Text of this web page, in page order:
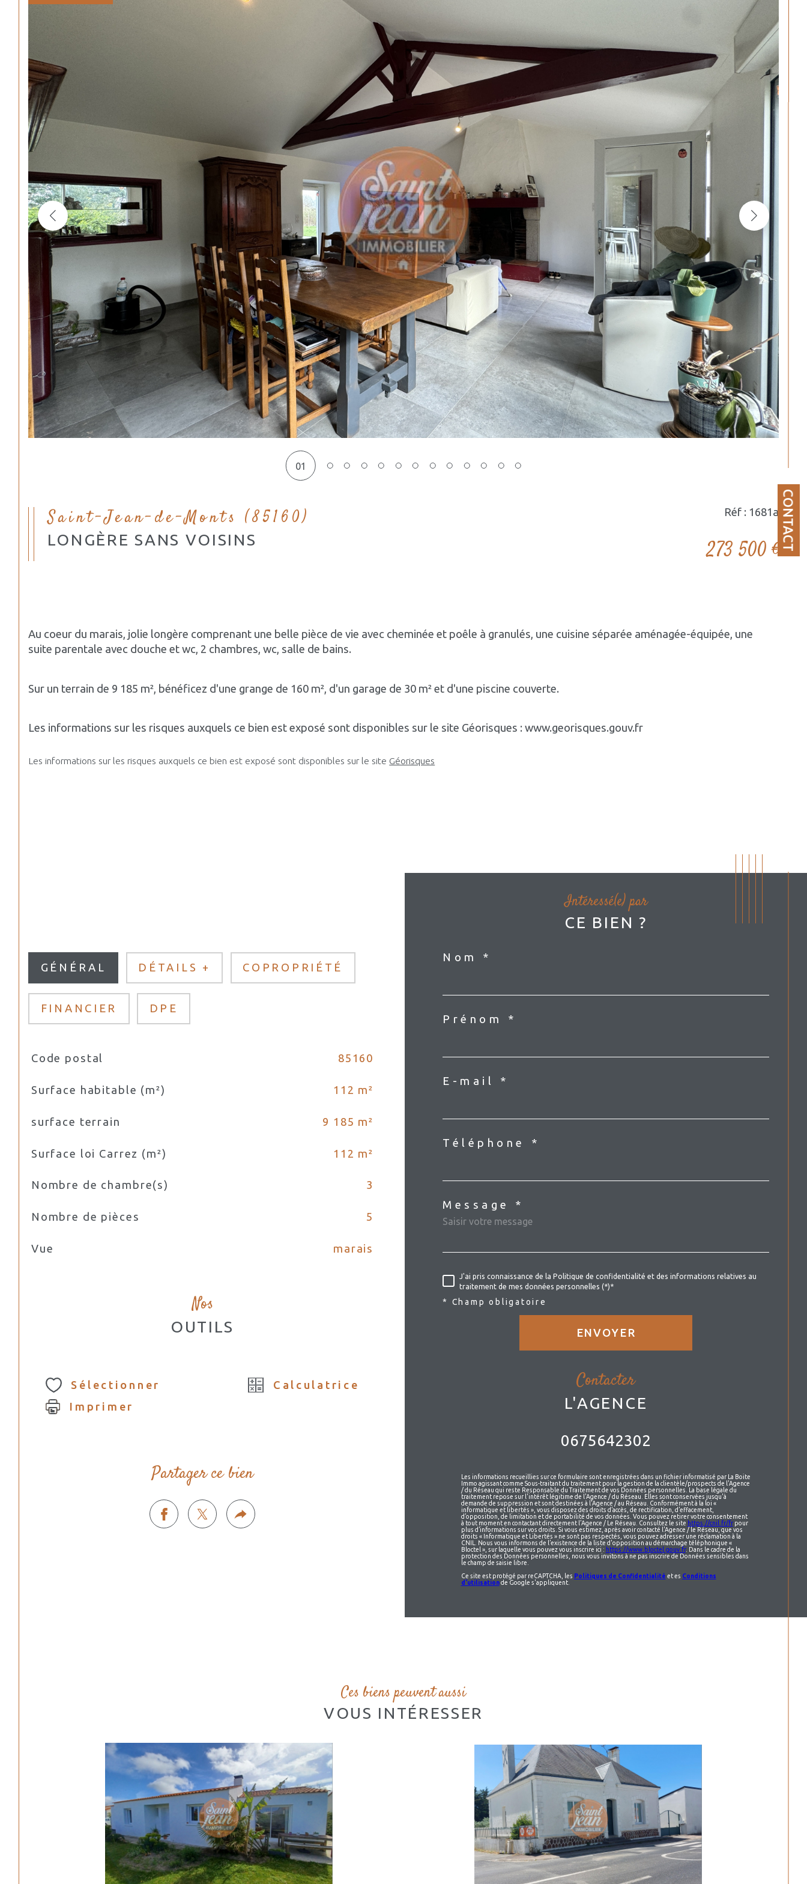
CONTACT
01
Saint-Jean-de-Monts (85160)
LONGÈRE SANS VOISINS
Réf : 1681a
273 500 €
Au coeur du marais, jolie longère comprenant une belle pièce de vie avec cheminée et poêle à granulés, une cuisine séparée aménagée-équipée, une
suite parentale avec douche et wc, 2 chambres, wc, salle de bains.
Sur un terrain de 9 185 m², bénéficez d'une grange de 160 m², d'un garage de 30 m² et d'une piscine couverte.
Les informations sur les risques auxquels ce bien est exposé sont disponibles sur le site Géorisques : www.georisques.gouv.fr
Les informations sur les risques auxquels ce bien est exposé sont disponibles sur le site Géorisques
GÉNÉRAL DÉTAILS + COPROPRIÉTÉ
FINANCIER DPE
TRAD_SIROCCO_Caracteristique
Code postal 85160
Surface habitable (m²) 112 m²
surface terrain 9 185 m²
Surface loi Carrez (m²) 112 m²
Nombre de chambre(s) 3
Nombre de pièces 5
Vue marais
Nos
OUTILS
Sélectionner
Calculatrice
Imprimer
Partager ce bien
Intéressé(e) par
CE BIEN ?
Nom *
Prénom *
E-mail *
Téléphone *
Message *
J'ai pris connaissance de la Politique de confidentialité et des informations relatives au
traitement de mes données personnelles (*)*
* Champ obligatoire
ENVOYER
contacter
L'AGENCE
0675642302
Les informations recueillies sur ce formulaire sont enregistrées dans un fichier informatisé par La Boite
Immo agissant comme Sous-traitant du traitement pour la gestion de la clientèle/prospects de l'Agence
/ du Réseau qui reste Responsable du Traitement de vos Données personnelles. La base légale du
traitement repose sur l'intérêt légitime de l'Agence / du Réseau. Elles sont conservées jusqu'à
demande de suppression et sont destinées à l'Agence / au Réseau. Conformément à la loi «
informatique et libertés », vous disposez des droits d’accès, de rectification, d’effacement,
d’opposition, de limitation et de portabilité de vos données. Vous pouvez retirer votre consentement
à tout moment en contactant directement l’Agence / Le Réseau. Consultez le site https://cnil.fr/frpour
plus d’informations sur vos droits. Si vous estimez, après avoir contacté l'Agence / le Réseau, que vos
droits « Informatique et Libertés » ne sont pas respectés, vous pouvez adresser une réclamation à la
CNIL. Nous vous informons de l’existence de la liste d'opposition au démarchage téléphonique «
Bloctel », sur laquelle vous pouvez vous inscrire ici : https://www.bloctel.gouv.fr. Dans le cadre de la
protection des Données personnelles, nous vous invitons à ne pas inscrire de Données sensibles dans
le champ de saisie libre.
Ce site est protégé par reCAPTCHA, les Politiques de Confidentialité et es Conditions
d'utilisationde Google s'appliquent.
Ces biens peuvent aussi
VOUS INTÉRESSER